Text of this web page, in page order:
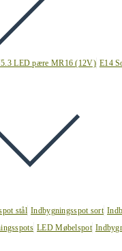
LED pære MR16 (12V) E14
stål Indbygningsspot sort
LED Møbelspot